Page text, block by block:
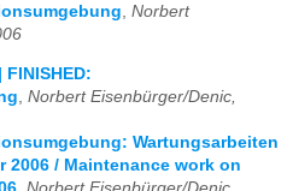
, Norbert
Norbert Eisenbürger/Denic,
Wartungsarbeiten
2006 / Maintenance work on